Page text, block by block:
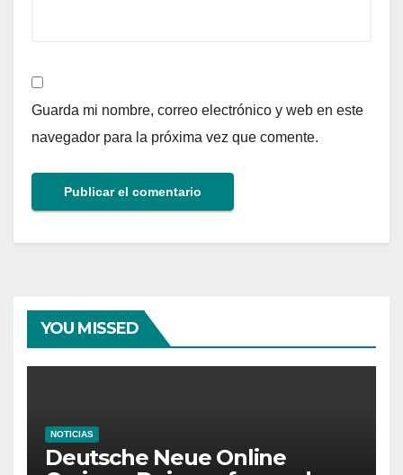
Guarda mi nombre, correo electrónico y web en este
navegador para la próxima vez que comente.
YOU MISSED
NOTICIAS
Deutsche Neue Online